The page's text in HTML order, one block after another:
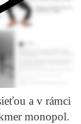
a v rámci
monopol.